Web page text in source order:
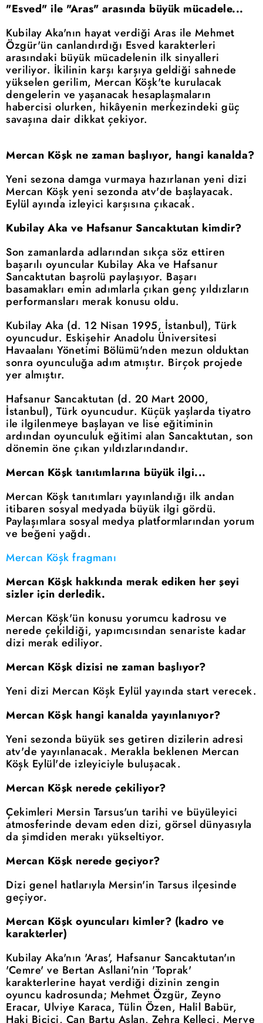
"Esved" ile "Aras" arasında büyük mücadele...
Kubilay Aka'nın hayat verdiği Aras ile Mehmet
Özgür'ün canlandırdığı Esved karakterleri
arasındaki büyük mücadelenin ilk sinyalleri
veriliyor. İkilinin karşı karşıya geldiği sahnede
yükselen gerilim, Mercan Köşk'te kurulacak
dengelerin ve yaşanacak hesaplaşmaların
habercisi olurken, hikâyenin merkezindeki güç
savaşına dair dikkat çekiyor.
Mercan Köşk ne zaman başlıyor, hangi kanalda?
Yeni sezona damga vurmaya hazırlanan yeni dizi
Mercan Köşk yeni sezonda atv'de başlayacak.
Eylül ayında izleyici karşısına çıkacak.
Kubilay Aka ve Hafsanur Sancaktutan kimdir?
Son zamanlarda adlarından sıkça söz ettiren
başarılı oyuncular Kubilay Aka ve Hafsanur
Sancaktutan başrolü paylaşıyor. Başarı
basamakları emin adımlarla çıkan genç yıldızların
performansları merak konusu oldu.
Kubilay Aka (d. 12 Nisan 1995, İstanbul), Türk
oyuncudur. Eskişehir Anadolu Üniversitesi
Havaalanı Yönetimi Bölümü'nden mezun olduktan
sonra oyunculuğa adım atmıştır. Birçok projede
yer almıştır.
Hafsanur Sancaktutan (d. 20 Mart 2000,
İstanbul), Türk oyuncudur. Küçük yaşlarda tiyatro
ile ilgilenmeye başlayan ve lise eğitiminin
ardından oyunculuk eğitimi alan Sancaktutan, son
dönemin öne çıkan yıldızlarındandır.
Mercan Köşk tanıtımlarına büyük ilgi...
Mercan Köşk tanıtımları yayınlandığı ilk andan
itibaren sosyal medyada büyük ilgi gördü.
Paylaşımlara sosyal medya platformlarından yorum
ve beğeni yağdı.
Mercan Köşk fragmanı
Mercan Köşk hakkında merak ediken her şeyi
sizler için derledik.
Mercan Köşk'ün konusu yorumcu kadrosu ve
nerede çekildiği, yapımcısından senariste kadar
dizi merak ediliyor.
Mercan Köşk dizisi ne zaman başlıyor?
Yeni dizi Mercan Köşk Eylül yayında start verecek.
Mercan Köşk hangi kanalda yayınlanıyor?
Yeni sezonda büyük ses getiren dizilerin adresi
atv'de yayınlanacak. Merakla beklenen Mercan
Köşk Eylül'de izleyiciyle buluşacak.
Mercan Köşk nerede çekiliyor?
Çekimleri Mersin Tarsus'un tarihi ve büyüleyici
atmosferinde devam eden dizi, görsel dünyasıyla
da şimdiden merakı yükseltiyor.
Mercan Köşk nerede geçiyor?
Dizi genel hatlarıyla Mersin'in Tarsus ilçesinde
geçiyor.
Mercan Köşk oyuncuları kimler? (kadro ve
karakterler)
Kubilay Aka'nın 'Aras', Hafsanur Sancaktutan'ın
'Cemre' ve Bertan Asllani'nin 'Toprak'
karakterlerine hayat verdiği dizinin zengin
oyuncu kadrosunda; Mehmet Özgür, Zeyno
Eracar, Ulviye Karaca, Tülin Özen, Halil Babür,
Haki Biçici, Can Bartu Aslan, Zehra Kelleci, Merve